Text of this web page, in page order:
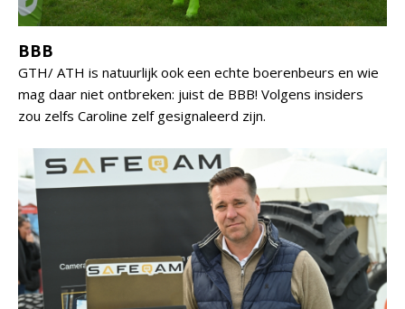
BBB
GTH/ ATH is natuurlijk ook een echte boerenbeurs en wie
mag daar niet ontbreken: juist de BBB! Volgens insiders
zou zelfs Caroline zelf gesignaleerd zijn.